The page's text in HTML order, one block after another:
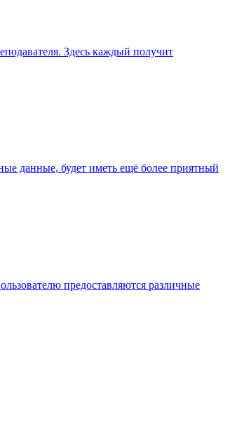
Здесь каждый получит
данные, будет иметь ещё более приятный
предоставляются различные